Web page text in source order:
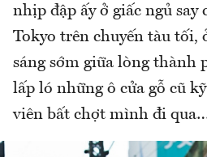
nhịp đập ấy ở giấc ngủ say
Tokyo trên chuyến tàu tối,
sáng sớm giữa lòng thành
lấp ló những ô cửa gỗ cũ
viên bất chợt mình đi